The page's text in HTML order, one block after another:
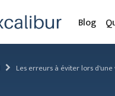
Blog
Les erreurs à éviter lors